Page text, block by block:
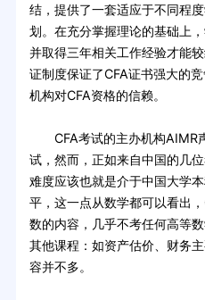
结，提供了一套适应于不同程
划。在充分掌握理论的基础上
并取得三年相关工作经验才能
证制度保证了CFA证书强大的
机构对CFA资格的信赖。
CFA考试的主办机构AIMR
试，然而，正如来自中国的几
难度应该也就是介于中国大学
平，这一点从数学都可以看出
数的内容，几乎不考任何高等
其他课程：如资产估价、财务
容并不多。